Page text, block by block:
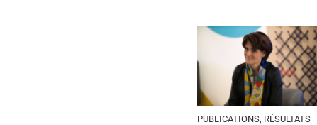
PUBLICATIONS, RÉSULTATS